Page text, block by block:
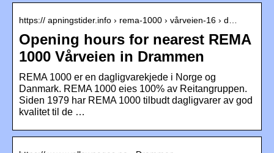
https:// apningstider.info › rema-1000 › vårveien-16 › d…
Opening hours for nearest REMA
1000 Vårveien in Drammen
REMA 1000 er en dagligvarekjede i Norge og
Danmark. REMA 1000 eies 100% av Reitangruppen.
Siden 1979 har REMA 1000 tilbudt dagligvarer av god
kvalitet til de …